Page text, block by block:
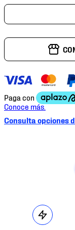
Consulta opciones